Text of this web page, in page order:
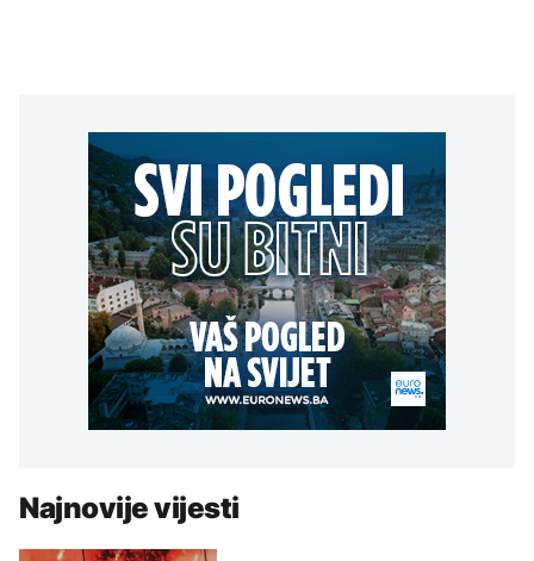
Najnovije vijesti